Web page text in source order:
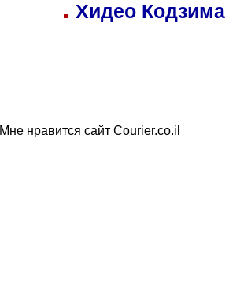
Хидео
Мне нравится сайт Courier.co.il